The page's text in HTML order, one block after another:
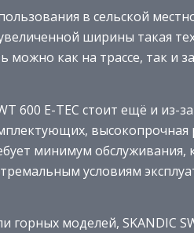
в сельской
ширины такая
как на трассе, так и
600 E-TEC стоит ещё и из-
высокопрочная
минимум обслуживания,
условиям
горных моделей, SKANDIC